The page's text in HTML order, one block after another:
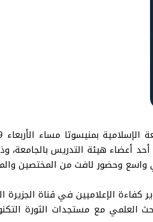
أعضاء هيئة التدريس بالجامعة،
وحضور لافت من المختصين
الإعلاميين في قناة الجزيرة
العلمي مع مستجدات الثورة